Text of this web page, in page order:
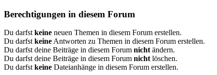
Berechtigungen in diesem Forum
Du darfst keine neuen Themen in diesem Forum erstellen.
Du darfst keine Antworten zu Themen in diesem Forum erstellen.
Du darfst deine Beiträge in diesem Forum nicht ändern.
Du darfst deine Beiträge in diesem Forum nicht löschen.
Du darfst keine Dateianhänge in diesem Forum erstellen.